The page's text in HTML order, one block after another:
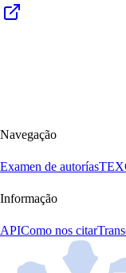
Navegação
Examen de autorías
Informação
APIComo nos citar